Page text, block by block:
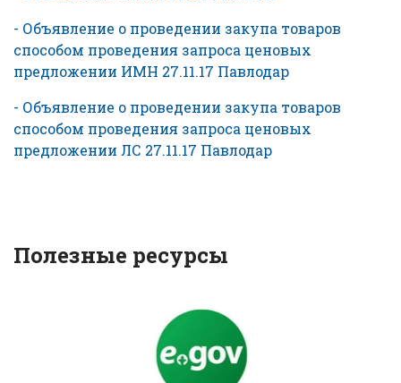
- Объявление о проведении закупа товаров
способом проведения запроса ценовых
предложении ИМН 27.11.17 Павлодар
- Объявление о проведении закупа товаров
способом проведения запроса ценовых
предложении ЛС 27.11.17 Павлодар
Полезные ресурсы